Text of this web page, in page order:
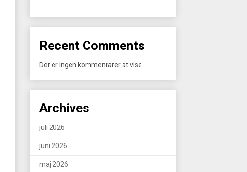
Recent Comments
Der er ingen kommentarer at vise.
Archives
juli 2026
juni 2026
maj 2026